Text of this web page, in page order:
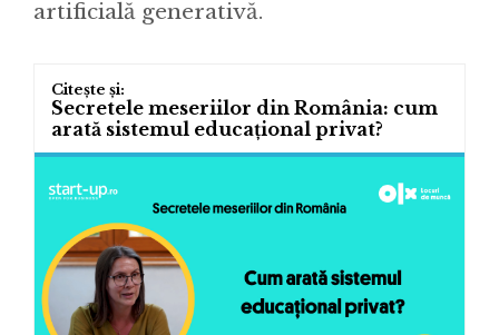
artificială generativă.
Secretele meseriilor din România: cum
arată sistemul educațional privat?